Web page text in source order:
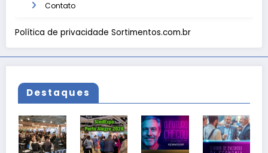
Contato
Política de privacidade Sortimentos.com.br
Destaques